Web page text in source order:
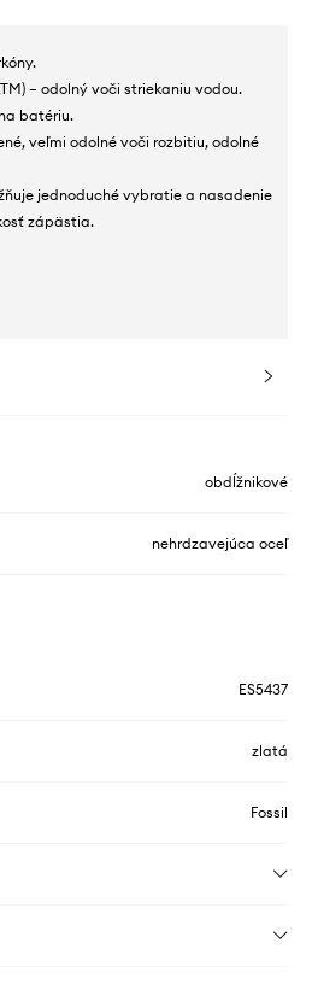
– odolný voči striekaniu vodou.
batériu.
veľmi odolné voči rozbitiu, odolné
jednoduché vybratie a nasadenie
zápästia.
obdĺžnikové
nehrdzavejúca oceľ
ES5437
zlatá
Fossil